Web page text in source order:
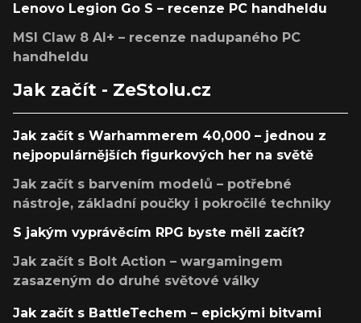
Lenovo Legion Go S – recenze PC handheldu
MSI Claw 8 AI+ – recenze nadupaného PC
handheldu
Jak začít - ZeStolu.cz
Jak začít s Warhammerem 40,000 – jednou z
nejpopulárnějších figurkových her na světě
Jak začít s barvením modelů – potřebné
nástroje, základní poučky i pokročilé techniky
S jakým vyprávěcím RPG byste měli začít?
Jak začít s Bolt Action – wargamingem
zasazeným do druhé světové války
Jak začít s BattleTechem – epickými bitvami